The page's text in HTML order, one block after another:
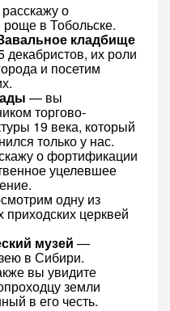
о
в Тобольске.
кладбище
их роли
и посетим
— вы
торгово-
19 века, который
только у нас.
о фортификации
уцелевшее
одну из
церквей
музей —
в Сибири.
вы увидите
земли
в его честь.